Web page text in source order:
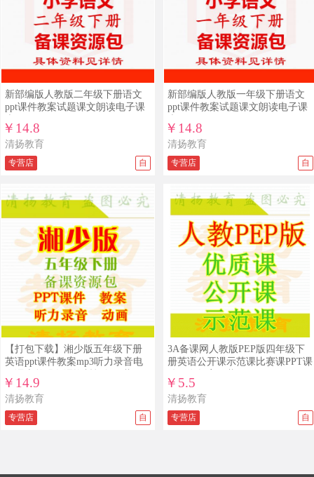
新部编版人教版二年级下册语文
ppt课件教案试题课文朗读电子课
￥14.8
清扬教育
专营店 自
新部编版人教版一年级下册语文
ppt课件教案试题课文朗读电子课
￥14.8
清扬教育
专营店 自
【打包下载】湘少版五年级下册
英语ppt课件教案mp3听力录音电
￥14.9
清扬教育
专营店 自
3A备课网人教版PEP版四年级下
册英语公开课示范课比赛课PPT课
￥5.5
清扬教育
专营店 自